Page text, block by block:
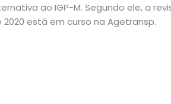
ao IGP-M. Segundo ele, a
está em curso na Agetransp.